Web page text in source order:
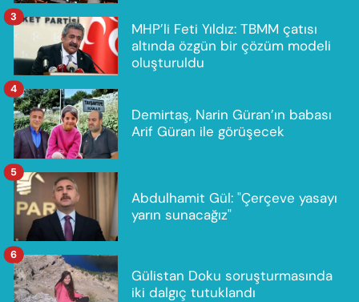
MHP’li Feti Yıldız: TBMM çatısı
altında özgün bir çözüm modeli
oluşturuldu
3
Demirtaş, Narin Güran’ın babası
Arif Güran ile görüşecek
4
Abdulhamit Gül: "Çerçeve yasayı
yarın sunacağız"
5
Gülistan Doku soruşturmasında
iki dalgıç tutuklandı
6